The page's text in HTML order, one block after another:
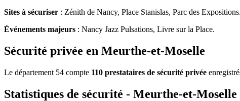
Sites à sécuriser : Zénith de Nancy, Place Stanislas, Parc des Expositions.
Événements majeurs : Nancy Jazz Pulsations, Livre sur la Place.
Sécurité privée en Meurthe-et-Moselle
Le département 54 compte 110 prestataires de sécurité privée
Statistiques de sécurité - Meurthe-et-Moselle